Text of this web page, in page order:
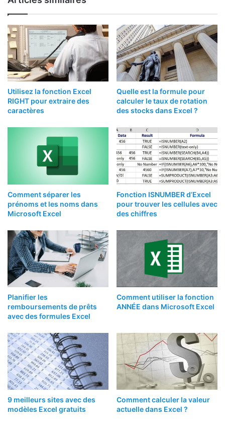
Utilisez la fonction Excel
RIGHT pour extraire des
caractères
Quelle est la formule pour
calculer le taux de rotation
des stocks dans Excel ?
Comment séparer les
prénoms et les noms dans
Microsoft Excel
Fonction ISNUMBER d’Excel
pour trouver les cellules avec
des chiffres
Planifier les
remboursements de prêts
avec des formules Excel
Comment utiliser la fonction
ANNÉE dans Microsoft Excel
9 meilleurs sites avec des
modèles Excel gratuits
Comment calculer la valeur
actuelle dans Excel ?